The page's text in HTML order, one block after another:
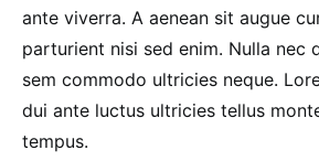
ante viverra. A aenean sit augue
parturient nisi sed enim. Nulla nec
sem commodo ultricies neque.
dui ante luctus ultricies tellus
tempus.